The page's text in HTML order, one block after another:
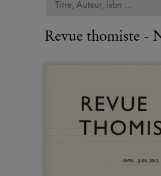
Revue thomiste -